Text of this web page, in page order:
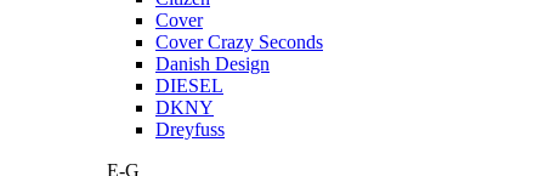
Cover
Cover Crazy Seconds
Danish Design
DIESEL
DKNY
Dreyfuss
E-G